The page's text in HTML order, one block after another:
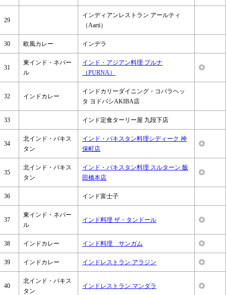
29
インディアンレストラン アールティ
（Aarti）
30 欧風カレー インデラ
31
東インド・ネパー
ル
インド・アジアン料理 プルナ
（PURNA）
◎
32 インドカレー
インドカリーダイニング・コバラヘッ
タ ヨドバシAKIBA店
33 インド定食ターリー屋 九段下店
34
北インド・パキス
タン
インド・パキスタン料理シディーク 神
保町店
◎
35
北インド・パキス
タン
インド・パキスタン料理 スルターン 飯
田橋本店
◎
36 インド富士子
37
東インド・ネパー
ル
インド料理 ザ・タンドール ◎
38 インドカレー インド料理 サンガム ◎
39 インドカレー インドレストラン アラジン ◎
40
北インド・パキス
タン
インドレストラン マンダラ ◎